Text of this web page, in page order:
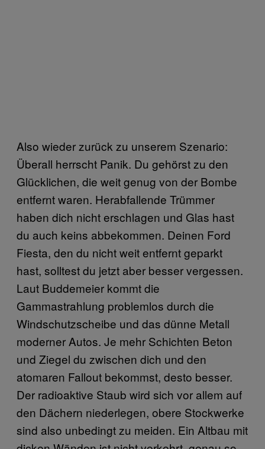
Also wieder zurück zu unserem Szenario:
Überall herrscht Panik. Du gehörst zu den
Glücklichen, die weit genug von der Bombe
entfernt waren. Herabfallende Trümmer
haben dich nicht erschlagen und Glas hast
du auch keins abbekommen. Deinen Ford
Fiesta, den du nicht weit entfernt geparkt
hast, solltest du jetzt aber besser vergessen.
Laut Buddemeier kommt die
Gammastrahlung problemlos durch die
Windschutzscheibe und das dünne Metall
moderner Autos. Je mehr Schichten Beton
und Ziegel du zwischen dich und den
atomaren Fallout bekommst, desto besser.
Der radioaktive Staub wird sich vor allem auf
den Dächern niederlegen, obere Stockwerke
sind also unbedingt zu meiden. Ein Altbau mit